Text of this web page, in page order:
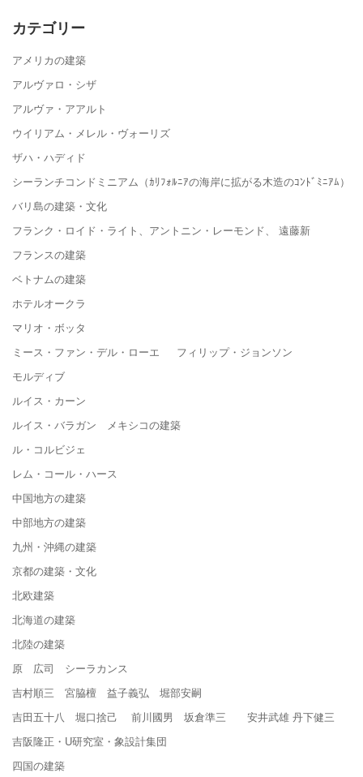
カテゴリー
アメリカの建築
アルヴァロ・シザ
アルヴァ・アアルト
ウイリアム・メレル・ヴォーリズ
ザハ・ハディド
シーランチコンドミニアム（ｶﾘﾌｫﾙﾆｱの海岸に拡がる木造のｺﾝﾄﾞﾐﾆｱﾑ）
バリ島の建築・文化
フランク・ロイド・ライト、アントニン・レーモンド、 遠藤新
フランスの建築
ベトナムの建築
ホテルオークラ
マリオ・ボッタ
ミース・ファン・デル・ローエ フィリップ・ジョンソン
モルディブ
ルイス・カーン
ルイス・バラガン メキシコの建築
ル・コルビジェ
レム・コール・ハース
中国地方の建築
中部地方の建築
九州・沖縄の建築
京都の建築・文化
北欧建築
北海道の建築
北陸の建築
原 広司 シーラカンス
吉村順三 宮脇檀 益子義弘 堀部安嗣
吉田五十八 堀口捨己 前川國男 坂倉準三 安井武雄 丹下健三
吉阪隆正・U研究室・象設計集団
四国の建築